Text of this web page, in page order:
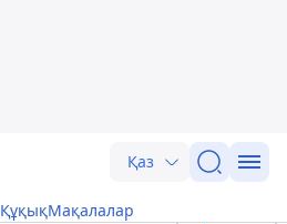
Қаз
ҚұқықМақалалар